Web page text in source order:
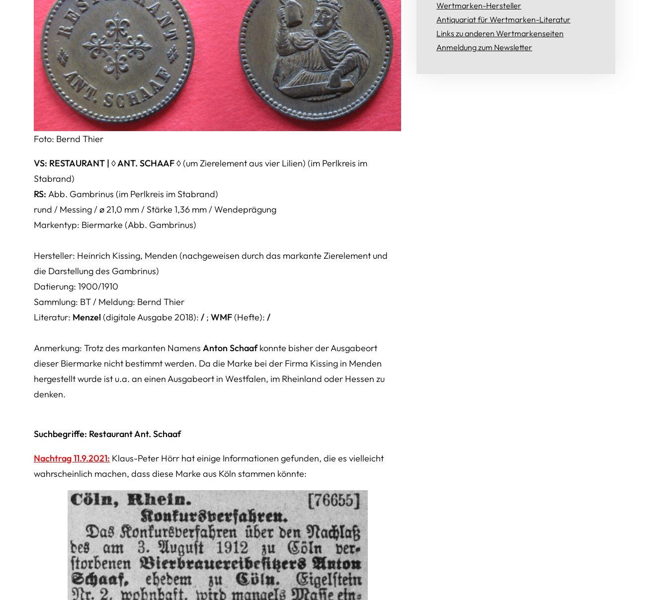
Foto: Bernd Thier
VS: RESTAURANT | ◊ ANT. SCHAAF ◊ (um Zierelement aus vier Lilien) (im Perlkreis im
Stabrand)
RS: Abb. Gambrinus (im Perlkreis im Stabrand)
rund / Messing / ø 21,0 mm / Stärke 1,36 mm / Wendeprägung
Markentyp: Biermarke (Abb. Gambrinus)
Hersteller: Heinrich Kissing, Menden (nachgeweisen durch das markante Zierelement und
die Darstellung des Gambrinus)
Datierung: 1900/1910
Sammlung: BT / Meldung: Bernd Thier
Literatur: Menzel (digitale Ausgabe 2018): / ; WMF (Hefte): /
Anmerkung: Trotz des markanten Namens Anton Schaafkonnte bisher der Ausgabeort
dieser Biermarke nicht bestimmt werden. Da die Marke bei der Firma Kissing in Menden
hergestellt wurde ist u.a. an einen Ausgabeort in Westfalen, im Rheinland oder Hessen zu
denken.
Suchbegriffe: Restaurant Ant. Schaaf
Nachtrag 11.9.2021: Klaus-Peter Hörr hat einige Informationen gefunden, die es vielleicht
wahrscheinlich machen, dass diese Marke aus Köln stammen könnte:
Wertmarken-Hersteller
Antiquariat für Wertmarken-Literatur
Links zu anderen Wertmarkenseiten
Anmeldung zum Newsletter